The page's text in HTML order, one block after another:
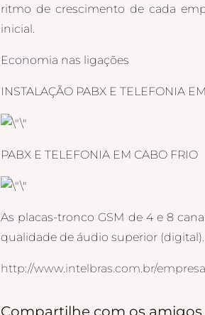
ritmo de crescimento de cada
inicial.
Economia nas ligações
INSTALAÇÃO PABX E TELEFONIA
PABX E TELEFONIA EM CABO FRIO
As placas-tronco GSM de 4 e 8
qualidade de áudio superior (digital).
http://www.intelbras.com.br/